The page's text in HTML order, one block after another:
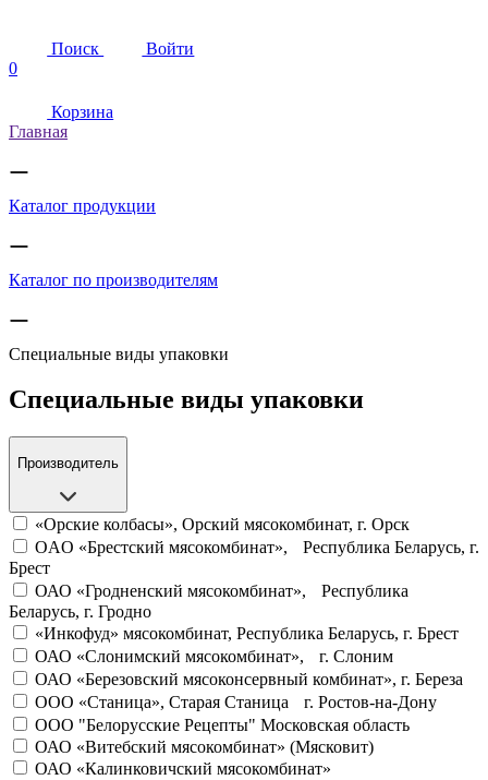
Поиск
Войти
0
Корзина
Главная
Каталог продукции
Каталог по производителям
Специальные виды упаковки
Специальные виды упаковки
Производитель
«Орские колбасы», Орский мясокомбинат, г. Орск
OAO «Брестский мясокомбинат», Республика Беларусь, г.
Брест
ОАО «Гродненский мясокомбинат», Республика
Беларусь, г. Гродно
«Инкофуд» мясокомбинат, Республика Беларусь, г. Брест
ОАО «Слонимский мясокомбинат», г. Слоним
ОАО «Березовский мясоконсервный комбинат», г. Береза
OOO «Станица», Старая Станица г. Ростов-на-Дону
ООО "Белорусские Рецепты" Московская область
ОАО «Витебский мясокомбинат» (Мясковит)
ОАО «Калинковичский мясокомбинат»